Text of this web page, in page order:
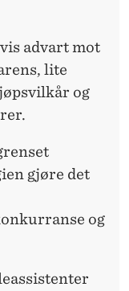
advart mot
lite
og
gjøre det
og